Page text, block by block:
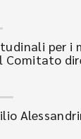
per i
Comitato